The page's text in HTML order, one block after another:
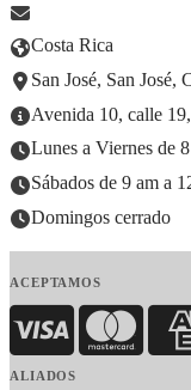
Costa Rica
San José, San José,
Avenida 10, calle
Lunes a Viernes de
Sábados de 9 am a
Domingos cerrado
ACEPTAMOS
Visa
ALIADOS